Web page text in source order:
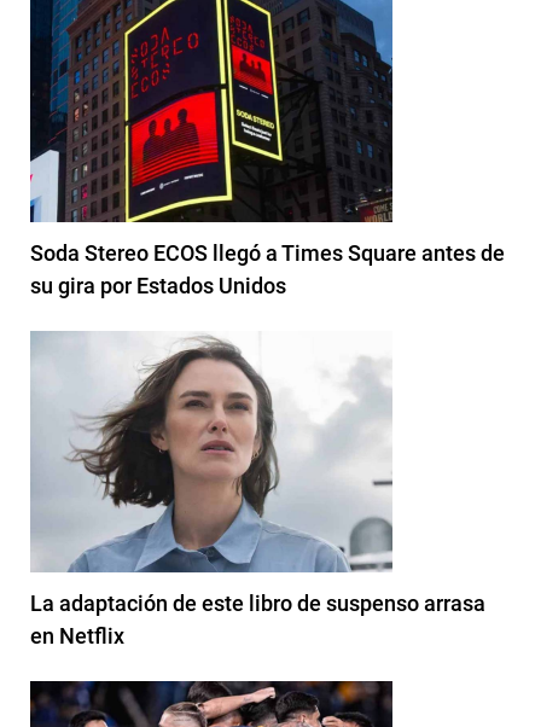
Soda Stereo ECOS llegó a Times Square antes de
su gira por Estados Unidos
La adaptación de este libro de suspenso arrasa
en Netflix